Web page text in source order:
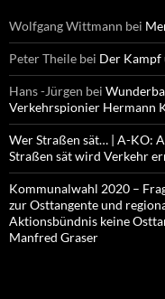
Wolfgang Wittmann bei
Peter Theile bei Der Kampf
Hans -Jürgen bei
Verkehrspionier Hermann
Wer Straßen sät… | A-KO:
Straßen sät wird Verkehr
Kommunalwahl 2020 –
zur Osttangente und
Aktionsbündnis keine
Manfred Graser